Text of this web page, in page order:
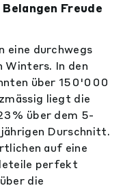
Freude
eine durchwegs
Winters. In den
über 150'000
liegt die
% über dem 5-
Durschnitt.
auf eine
perfekt
die